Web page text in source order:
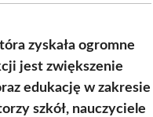
zyskała ogromne
jest zwiększenie
edukację w zakresie
szkół, nauczyciele